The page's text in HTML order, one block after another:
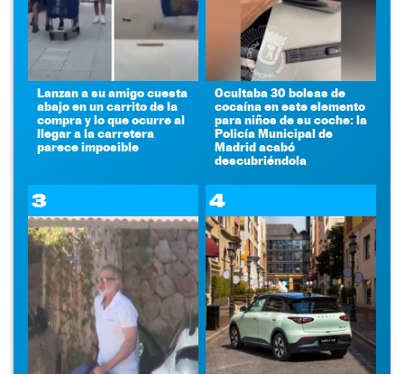
Lanzan a su amigo cuesta
abajo en un carrito de la
compra y lo que ocurre al
llegar a la carretera
parece imposible
Ocultaba 30 bolsas de
cocaína en este elemento
para niños de su coche: la
Policía Municipal de
Madrid acabó
descubriéndola
3 4